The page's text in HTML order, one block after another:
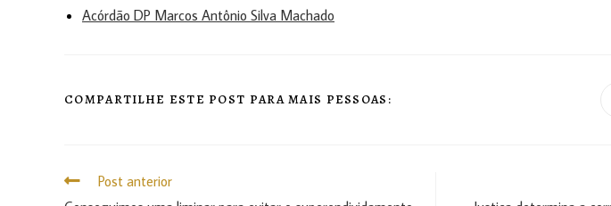
Acórdão DP Marcos Antônio Silva Machado
COMPARTILHE ESTE POST PARA MAIS PESSOAS:
Post anterior